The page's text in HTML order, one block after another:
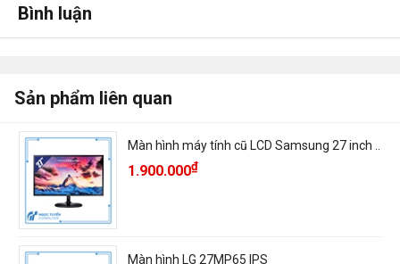
Kể từ khi vừa được tung ra thị trường, chiếc
Hầu hết các model màn hình của LG trước đây luôn hướng đến
sự chắc chắn và bền vững nên thiết kế có phần dày dặn và
cục mịch. Tuy nhiên, không vì thế mà LG thụt lùi so với thời
đại. Điều đó chứng tỏ qua siêu phẩm 27MP68VQ-P với sự
phá cách về thiết kế vô cùng độc đáo.
Bình luận
Sản phẩm liên quan
Màn hình máy tính cũ LCD Samsung 27 inch ..
1.900.000₫
Màn hình LG 27MP65 IPS